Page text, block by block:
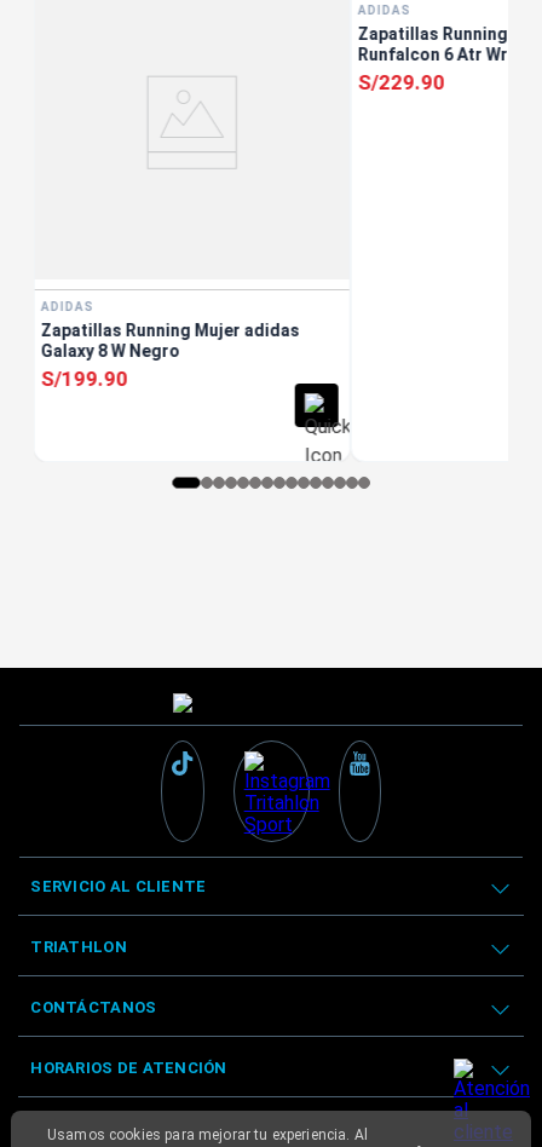
Usamos cookies para mejorar tu experiencia. Al
ADIDAS
Zapatillas Running Mujer adidas
Galaxy 8 W Negro
S/199.90
ADIDAS
Zapatillas Running
Runfalcon 6 Atr Wr W
S/229.90
SERVICIO AL CLIENTE
TRIATHLON
CONTÁCTANOS
HORARIOS DE ATENCIÓN